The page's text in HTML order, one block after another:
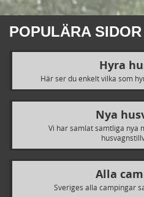
POPULÄRA SIDOR
Hyra
Här ser du enkelt vilka som
Nya
Vi har samlat samtliga nya
Alla
Sveriges alla campingar